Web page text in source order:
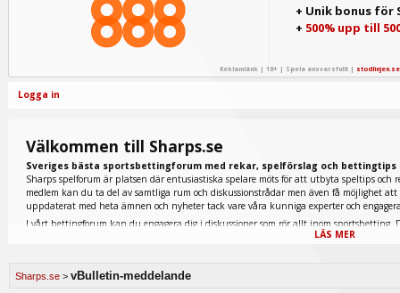
+ Unik bonus för
+ 500% upp till
Reklamlänk | 18+ | Spela ansvarsfullt | stodlinjen.se
Logga in
Välkommen till Sharps.se
Sveriges bästa sportsbettingforum med rekar, spelförslag och bettingtips
Sharps spelforum är platsen där entusiastiska spelare möts för att utbyta speltips och
medlem kan du ta del av samtliga rum och diskussionstrådar men även få möjlighet
uppdaterat med heta ämnen och nyheter tack vare våra kunniga experter och
I vårt bettingforum kan du engagera dig i diskussioner som rör allt inom sportsbetting.
tennis finns representerade nedan men även extremt populära fantasy sports och e-
Vi lägger ständigt ut nya artiklar i vårt oddsforum där medlemmar kan läsa
LÄS MER
Sharps.se > vBulletin-meddelande